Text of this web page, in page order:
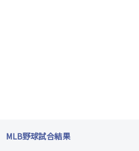
MLB野球試合結果